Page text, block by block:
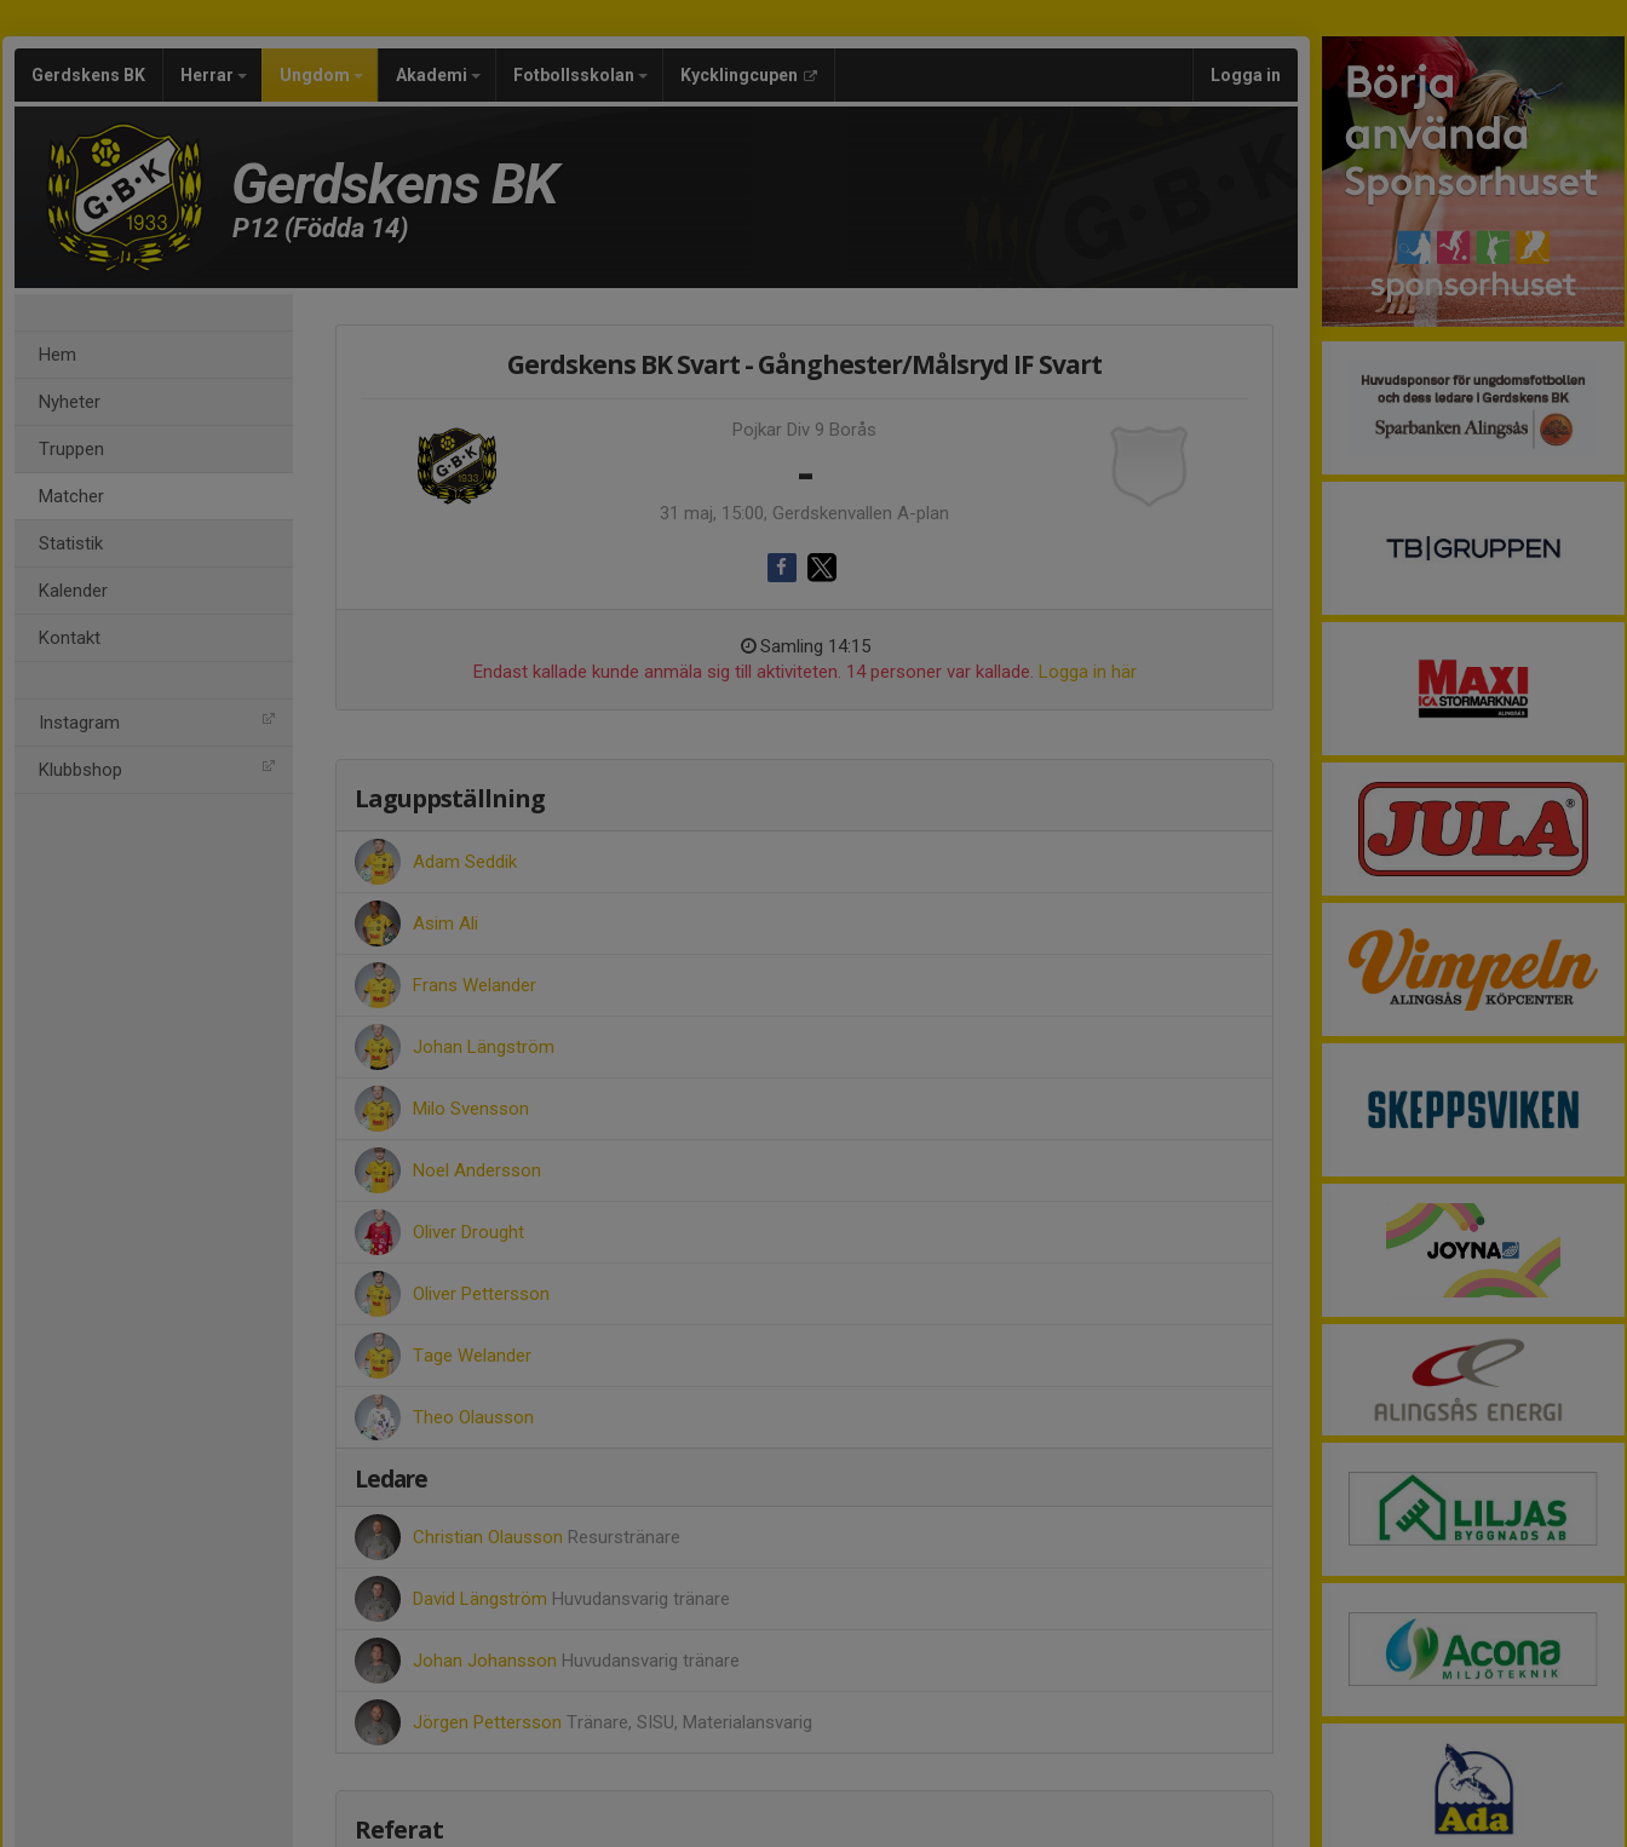
Gerdskens BK Herrar Ungdom Akademi Fotbollsskolan Kycklingcupen Logga in
Gerdskens BK
P12 (Födda 14)
Hem
Nyheter
Truppen
Matcher
Statistik
Kalender
Kontakt
Instagram
Klubbshop
Gerdskens BK Svart - Gånghester/Målsryd IF Svart
Pojkar Div 9 Borås
-
31 maj, 15:00, Gerdskenvallen A-plan
Samling 14:15
Endast kallade kunde anmäla sig till aktiviteten. 14 personer var kallade. Logga in här
Laguppställning
Adam Seddik
Asim Ali
Frans Welander
Johan Längström
Milo Svensson
Noel Andersson
Oliver Drought
Oliver Pettersson
Tage Welander
Theo Olausson
Ledare
Christian Olausson Resurstränare
David Längström Huvudansvarig tränare
Johan Johansson Huvudansvarig tränare
Jörgen Pettersson Tränare, SISU, Materialansvarig
Referat